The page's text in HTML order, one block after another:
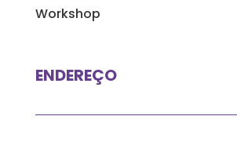
Workshop
ENDEREÇO